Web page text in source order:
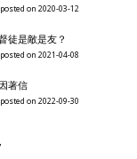
posted on 2020-03-12
徒是敵是友？
posted on 2021-04-08
著信
posted on 2022-09-30